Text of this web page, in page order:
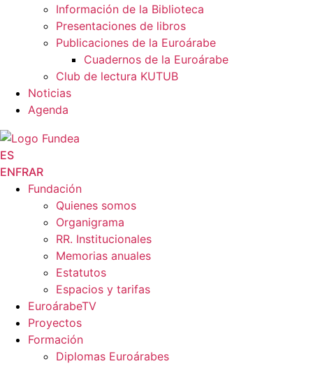
Información de la Biblioteca
Presentaciones de libros
Publicaciones de la Euroárabe
Cuadernos de la Euroárabe
Club de lectura KUTUB
Noticias
Agenda
ES
ENFRAR
Fundación
Quienes somos
Organigrama
RR. Institucionales
Memorias anuales
Estatutos
Espacios y tarifas
EuroárabeTV
Proyectos
Formación
Diplomas Euroárabes